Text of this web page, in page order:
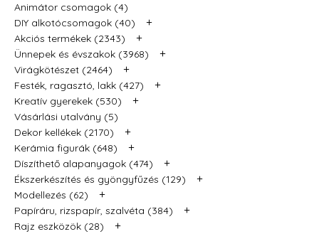
Animátor csomagok (4)
DIY alkotócsomagok (40)
+
Akciós termékek (2343) +
Ünnepek és évszakok (3968) +
Virágkötészet (2464) +
Festék, ragasztó, lakk (427) +
Kreatív gyerekek (530) +
Vásárlási utalvány (5)
Dekor kellékek (2170)
+
Kerámia figurák (648) +
Díszíthető alapanyagok (474) +
Ékszerkészítés és gyöngyfűzés (129) +
Modellezés (62) +
Papíráru, rizspapír, szalvéta (384) +
Rajz eszközök (28) +